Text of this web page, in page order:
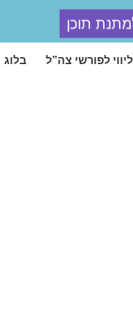
תוכן
ליווי לפורשי צה”ל בלוג